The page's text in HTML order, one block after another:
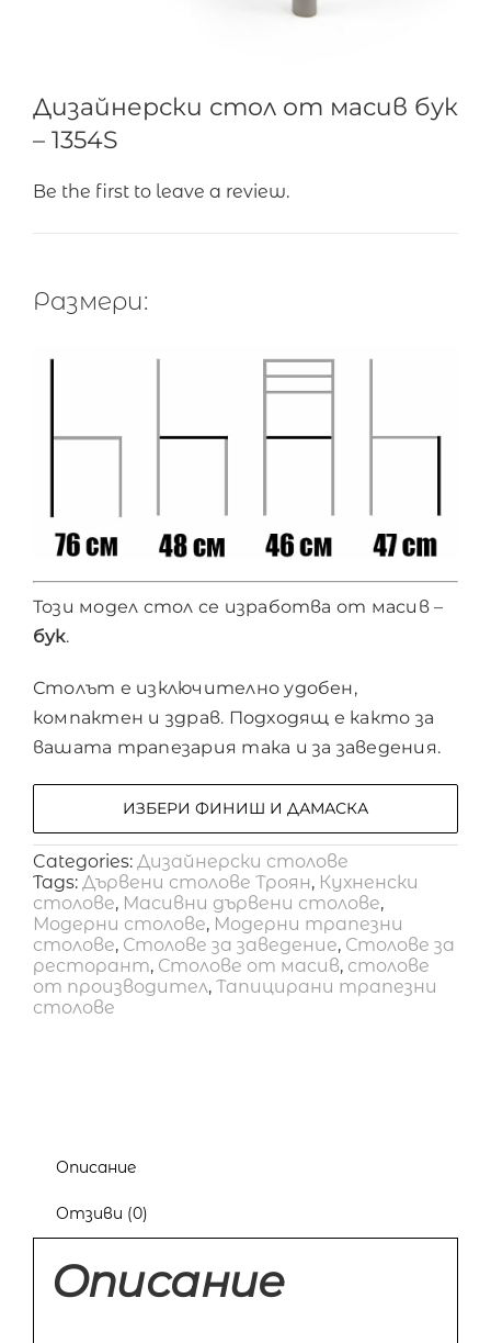
Дизайнерски стол от масив бук
– 1354S
Be the first to leave a review.
Размери:
Този модел стол се изработва от масив –
бук.
Столът е изключително удобен,
компактен и здрав. Подходящ е както за
вашата трапезария така и за заведения.
ИЗБЕРИ ФИНИШ И ДАМАСКА
Categories: Дизайнерски столове
Tags: Дървени столове Троян, Кухненски
столове, Масивни дървени столове,
Модерни столове, Модерни трапезни
столове, Столове за заведение, Столове за
ресторант, Столове от масив, столове
от производител, Тапицирани трапезни
столове
Описание
Отзиви (0)
Описание